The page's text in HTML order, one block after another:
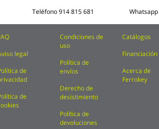
Teléfono914 815 681 Whatsapp
legal
de
de
Condiciones de
uso
Política de
envíos
Derecho de
desistimiento
Política de
devoluciones
Catálogos
Financiación
Acerca de
Ferrokey